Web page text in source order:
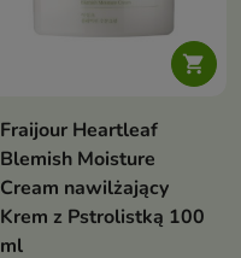

Fraijour Heartleaf
Blemish Moisture
Cream nawilżający
Krem z Pstrolistką 100
ml